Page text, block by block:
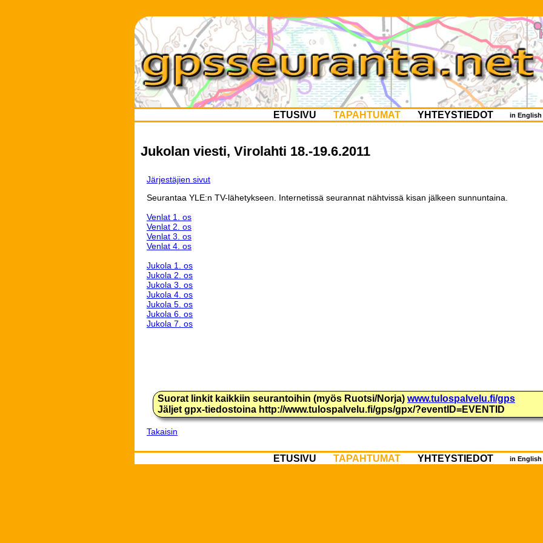
ETUSIVU TAPAHTUMAT YHTEYSTIEDOT in English
Jukolan viesti, Virolahti 18.-19.6.2011
Järjestäjien sivut
Seurantaa YLE:n TV-lähetykseen. Internetissä seurannat nähtvissä kisan jälkeen sunnuntaina.
Venlat 1. os
Venlat 2. os
Venlat 3. os
Venlat 4. os
Jukola 1. os
Jukola 2. os
Jukola 3. os
Jukola 4. os
Jukola 5. os
Jukola 6. os
Jukola 7. os
Suorat linkit kaikkiin seurantoihin (myös Ruotsi/Norja) www.tulospalvelu.fi/gps
Jäljet gpx-tiedostoina http://www.tulospalvelu.fi/gps/gpx/?eventID=EVENTID
Takaisin
ETUSIVU TAPAHTUMAT YHTEYSTIEDOT in English